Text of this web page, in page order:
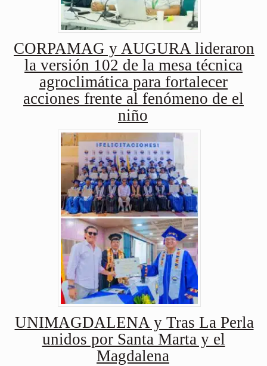
CORPAMAG y AUGURA lideraron
la versión 102 de la mesa técnica
agroclimática para fortalecer
acciones frente al fenómeno de el
niño
UNIMAGDALENA y Tras La Perla
unidos por Santa Marta y el
Magdalena